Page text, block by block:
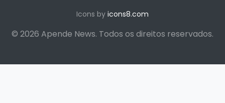
Icons by icons8.com
© 2026 Apende News. Todos os direitos reservados.